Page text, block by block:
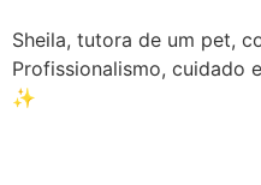
Sheila, tutora de um pet,
Profissionalismo, cuidado
✨